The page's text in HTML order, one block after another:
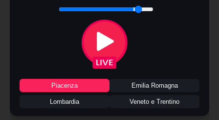
Piacenza Emilia Romagna
Lombardia Veneto e Trentino